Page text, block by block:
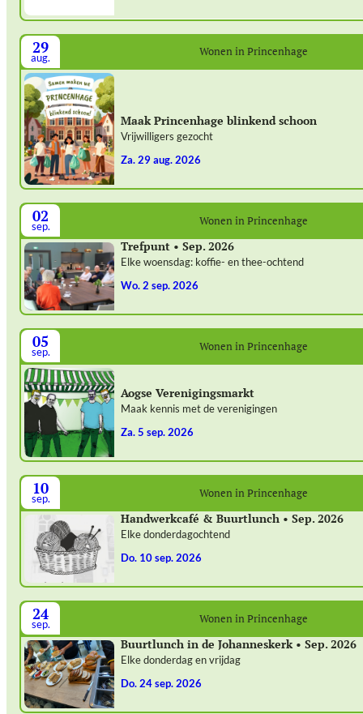
29
aug. Wonen in Princenhage
Maak Princenhage blinkend schoon
Vrijwilligers gezocht
za. 29 aug. 2026
02
sep. Wonen in Princenhage
Trefpunt • Sep. 2026
Elke woensdag: koffie- en thee-ochtend
wo. 2 sep. 2026
05
sep. Wonen in Princenhage
Aogse Verenigingsmarkt
Maak kennis met de verenigingen
za. 5 sep. 2026
10
sep. Wonen in Princenhage
Handwerkcafé & Buurtlunch • Sep. 2026
Elke donderdagochtend
do. 10 sep. 2026
24
sep. Wonen in Princenhage
Buurtlunch in de Johanneskerk • Sep. 2026
Elke donderdag en vrijdag
do. 24 sep. 2026